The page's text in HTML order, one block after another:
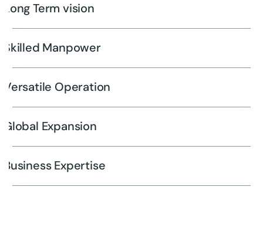
Long Term vision
Skilled Manpower
Versatile Operation
Global Expansion
Business Expertise